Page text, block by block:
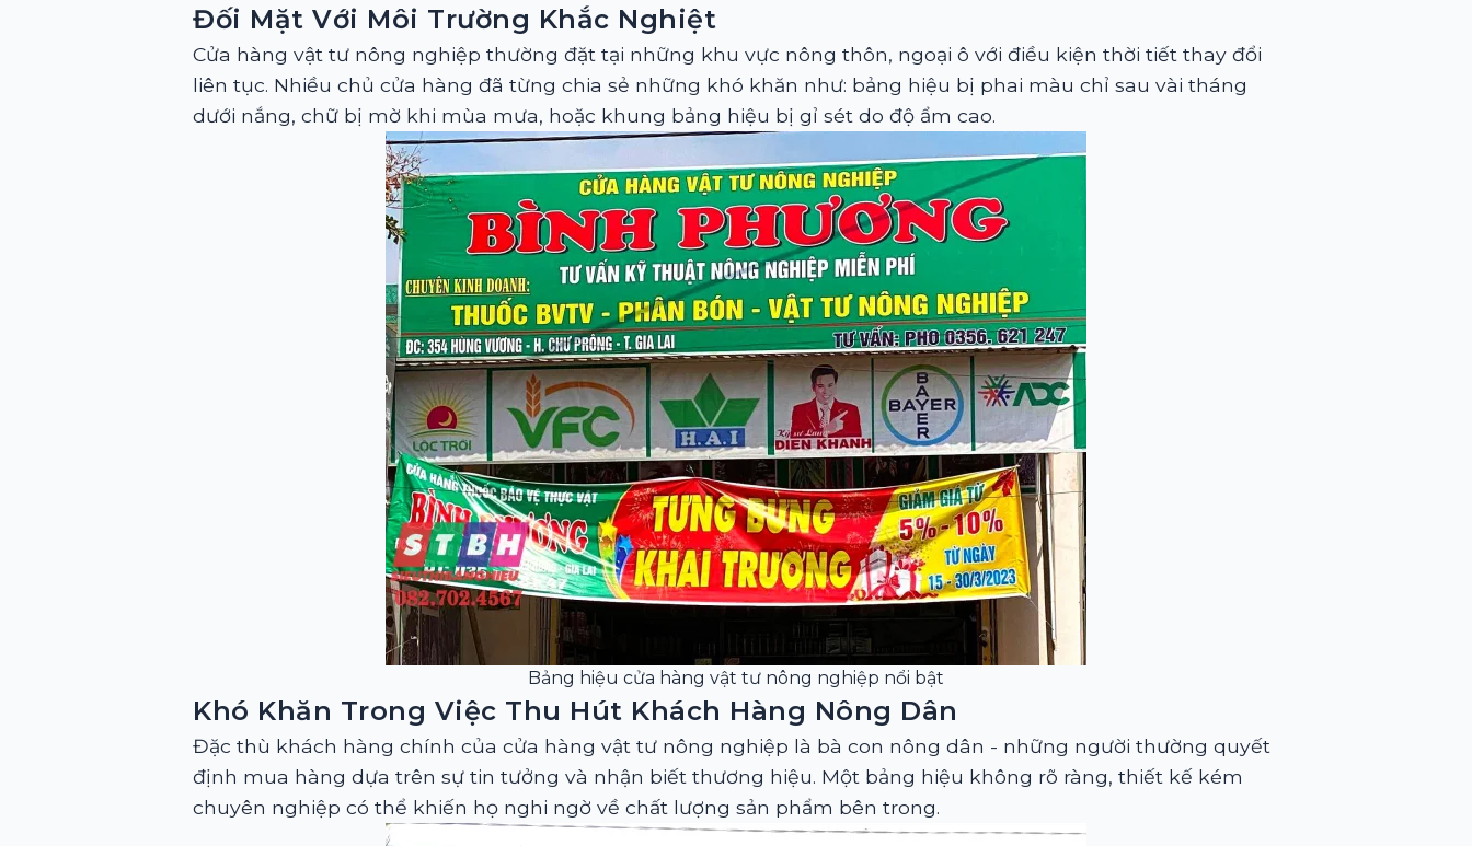
Đối Mặt Với Môi Trường Khắc Nghiệt
Cửa hàng vật tư nông nghiệp thường đặt tại những khu vực nông thôn, ngoại ô với điều kiện thời tiết thay đổi
liên tục. Nhiều chủ cửa hàng đã từng chia sẻ những khó khăn như: bảng hiệu bị phai màu chỉ sau vài tháng
dưới nắng, chữ bị mờ khi mùa mưa, hoặc khung bảng hiệu bị gỉ sét do độ ẩm cao.
Bảng hiệu cửa hàng vật tư nông nghiệp nổi bật
Khó Khăn Trong Việc Thu Hút Khách Hàng Nông Dân
Đặc thù khách hàng chính của cửa hàng vật tư nông nghiệp là bà con nông dân - những người thường quyết
định mua hàng dựa trên sự tin tưởng và nhận biết thương hiệu. Một bảng hiệu không rõ ràng, thiết kế kém
chuyên nghiệp có thể khiến họ nghi ngờ về chất lượng sản phẩm bên trong.